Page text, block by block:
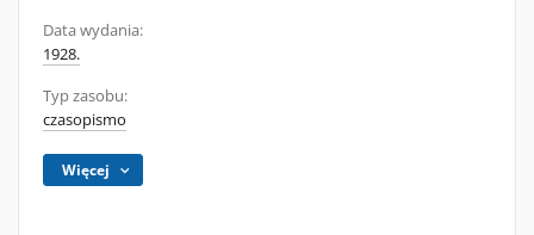
Data wydania:
1928.
Typ zasobu:
czasopismo
Więcej